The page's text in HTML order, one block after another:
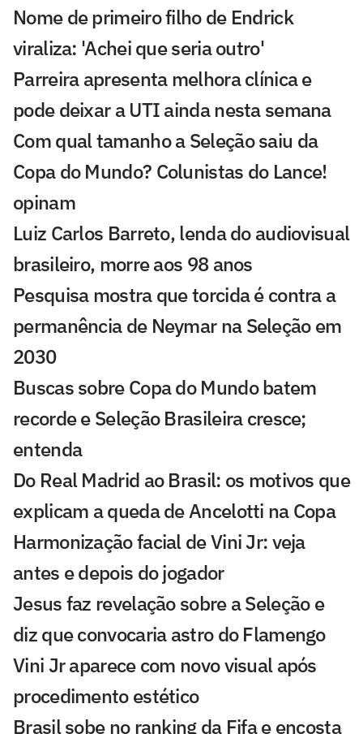
Nome de primeiro filho de Endrick
viraliza: 'Achei que seria outro'
Parreira apresenta melhora clínica e
pode deixar a UTI ainda nesta semana
Com qual tamanho a Seleção saiu da
Copa do Mundo? Colunistas do Lance!
opinam
Luiz Carlos Barreto, lenda do audiovisual
brasileiro, morre aos 98 anos
Pesquisa mostra que torcida é contra a
permanência de Neymar na Seleção em
2030
Buscas sobre Copa do Mundo batem
recorde e Seleção Brasileira cresce;
entenda
Do Real Madrid ao Brasil: os motivos que
explicam a queda de Ancelotti na Copa
Harmonização facial de Vini Jr: veja
antes e depois do jogador
Jesus faz revelação sobre a Seleção e
diz que convocaria astro do Flamengo
Vini Jr aparece com novo visual após
procedimento estético
Brasil sobe no ranking da Fifa e encosta